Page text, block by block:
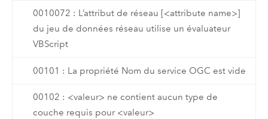
0010072 : L’attribut de réseau [<attribute name>]
du jeu de données réseau utilise un évaluateur
VBScript
00101 : La propriété Nom du service OGC est vide
00102 : <valeur> ne contient aucun type de
couche requis pour <valeur>